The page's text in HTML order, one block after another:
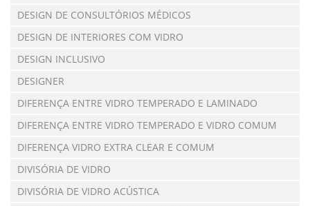
DESIGN DE CONSULTÓRIOS MÉDICOS
DESIGN DE INTERIORES COM VIDRO
DESIGN INCLUSIVO
DESIGNER
DIFERENÇA ENTRE VIDRO TEMPERADO E LAMINADO
DIFERENÇA ENTRE VIDRO TEMPERADO E VIDRO COMUM
DIFERENÇA VIDRO EXTRA CLEAR E COMUM
DIVISÓRIA DE VIDRO
DIVISÓRIA DE VIDRO ACÚSTICA